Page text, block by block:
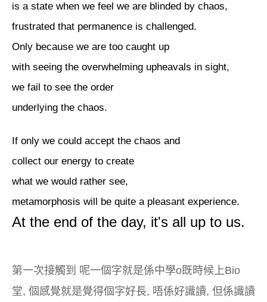
is a state when we feel we are blinded by chaos,
frustrated that permanence is challenged.
Only because we are too caught up
with seeing the overwhelming upheavals in sight,
we fail to see the order
underlying the chaos.
If only we could accept the chaos and
collect our energy to create
what we would rather see,
metamorphosis will be quite a pleasant experience.
At the end of the day, it's all up to us.
第一次接觸到 呢一個字就是係中學o既時候上Bio
堂, 個感覺就是覺得個字好長, 唔係好識讀, 但係識讀